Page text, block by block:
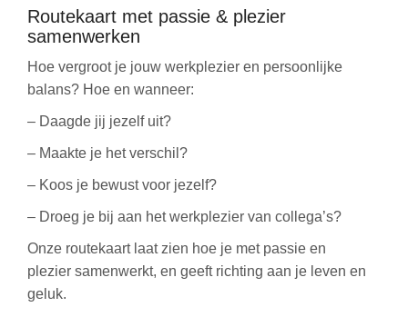
Routekaart met passie & plezier
samenwerken
Hoe vergroot je jouw werkplezier en persoonlijke
balans? Hoe en wanneer:
– Daagde jij jezelf uit?
– Maakte je het verschil?
– Koos je bewust voor jezelf?
– Droeg je bij aan het werkplezier van collega’s?
Onze routekaart laat zien hoe je met passie en
plezier samenwerkt, en geeft richting aan je leven en
geluk.